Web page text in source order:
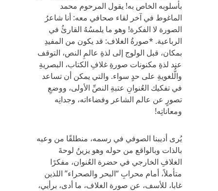
بأسلوبه الخاص به! يقول المرحوم محمد
الماغوط في آخر لقاء صحافي معه: أنا شاعرُ
الصورة لا الفكرة! وهو ما يلمسُهُ القارئُ في
الرباعية. *صورةُ الغلاف: قد يكون من المفيدِ
بمكان، قبل الولوج إلى لذةِ عالمِ النص، التوقف
عند لذةِ مكنونات صورةِ غلافِ الكتاب، البصريةِ
والُّلغويةِ على حدٍ سواء. والتي يمكن أن تساعد
في تفكيك العُنوانِ عتبةِ النصِّ الأولى، ووضعِ
تصورٍ عن عالم الشاعر وفضاءاته، وجدانِه
ومعاناتِه!
يُرى أديبنا الصوفي في رسمه، منطلقًا من وعيه
بالذات وبالواقع من حوله وهو يزينُ لوحةَ
الغلافِ الخارجي في حضرة العُنوان، مفكرًا
متأملاً، أمام محرابِ “البحر والصحراء” اللذين
غابا، للأسف، عن صورة الغلاف، ما أدى، برأيي،